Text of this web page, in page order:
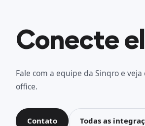
Conecte
Fale com a equipe da Sinqro e veja
office.
Contato Todas as